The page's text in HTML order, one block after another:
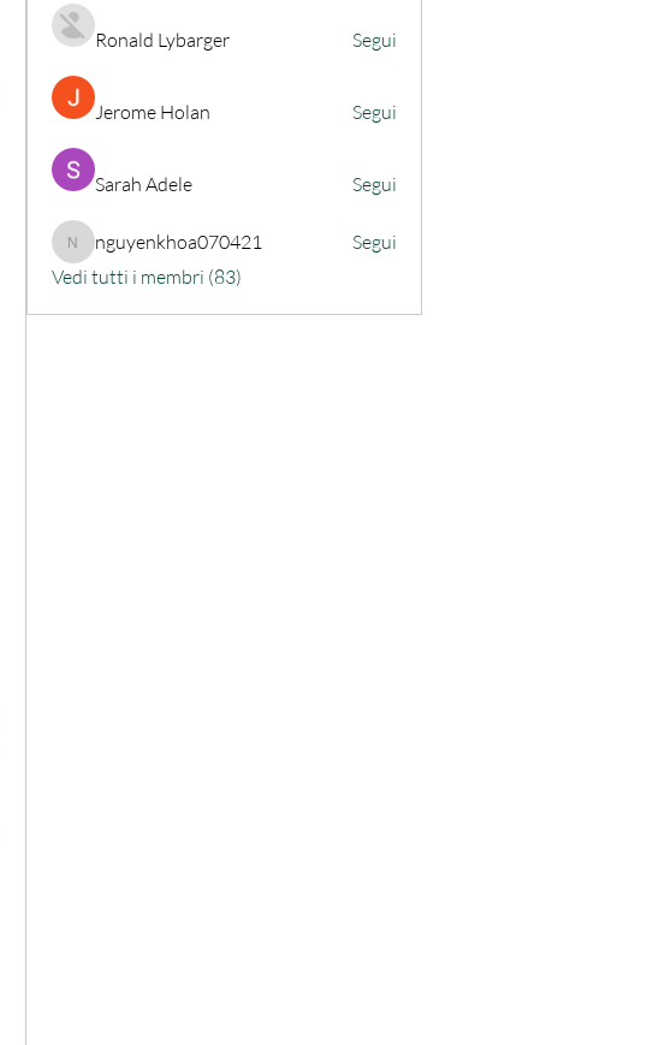
Ronald Lybarger Segui
Jerome Holan Segui
Sarah Adele Segui
nguyenkhoa070421
nguyenkhoa070421
Segui
Vedi tutti i membri (83)